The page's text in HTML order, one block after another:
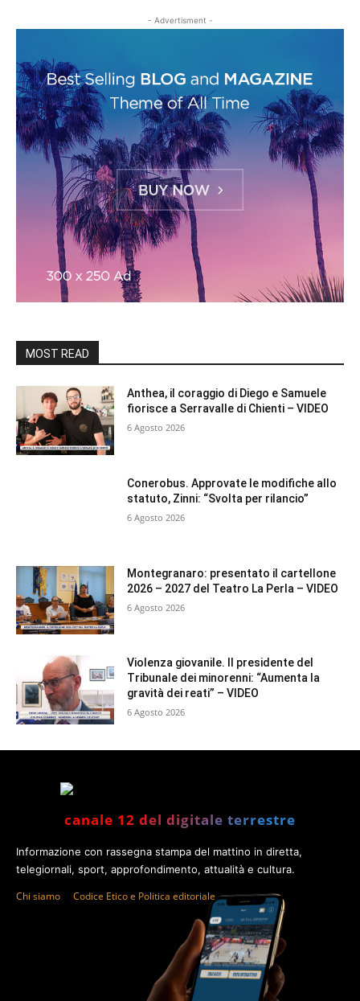
- Advertisment -
MOST READ
Anthea, il coraggio di Diego e Samuele
fiorisce a Serravalle di Chienti – VIDEO
6 Agosto 2026
Conerobus. Approvate le modifiche allo
statuto, Zinni: “Svolta per rilancio”
6 Agosto 2026
Montegranaro: presentato il cartellone
2026 – 2027 del Teatro La Perla – VIDEO
6 Agosto 2026
Violenza giovanile. Il presidente del
Tribunale dei minorenni: “Aumenta la
gravità dei reati” – VIDEO
6 Agosto 2026
canale 12 del digitale terrestre
Informazione con rassegna stampa del mattino in diretta,
telegiornali, sport, approfondimento, attualità e cultura.
Chi siamo Codice Etico e Politica editoriale